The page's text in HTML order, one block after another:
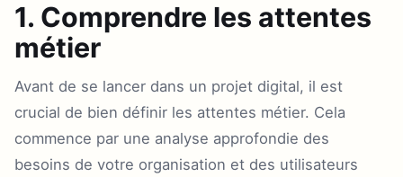
1. Comprendre les attentes
métier
Avant de se lancer dans un projet digital, il est
crucial de bien définir les attentes métier. Cela
commence par une analyse approfondie des
besoins de votre organisation et des utilisateurs